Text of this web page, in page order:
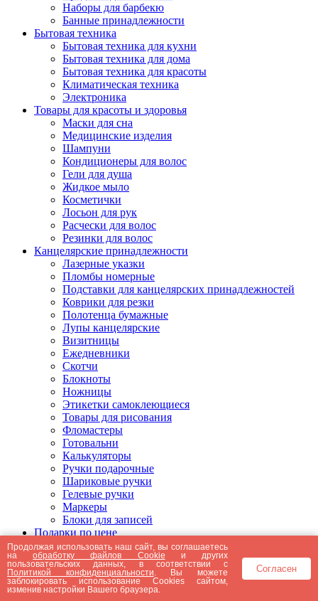
Наборы для барбекю
Банные принадлежности
Бытовая техника
Бытовая техника для кухни
Бытовая техника для дома
Бытовая техника для красоты
Климатическая техника
Электроника
Товары для красоты и здоровья
Маски для сна
Медицинские изделия
Шампуни
Кондиционеры для волос
Гели для душа
Жидкое мыло
Косметички
Лосьон для рук
Расчески для волос
Резинки для волос
Канцелярские принадлежности
Лазерные указки
Пломбы номерные
Подставки для канцелярских принадлежностей
Коврики для резки
Полотенца бумажные
Лупы канцелярские
Визитницы
Ежедневники
Скотчи
Блокноты
Ножницы
Этикетки самоклеющиеся
Товары для рисования
Фломастеры
Готовальни
Калькуляторы
Ручки подарочные
Шариковые ручки
Гелевые ручки
Маркеры
Блоки для записей
Подарки по цене
Подарки от 5000 рублей
Подарки до 5000 рублей
Подарки до 3000 рублей
Подарки до 2000 рублей
Подарки до 1000 рублей
Продолжая использовать наш сайт, вы соглашаетесь
наобработку файлов Cookie и других
пользовательских данных, в соответствии с
Политикой конфиденциальности . Вы можете
заблокировать использование Cookies сайтом,
изменив настройки Вашего браузера.
Согласен